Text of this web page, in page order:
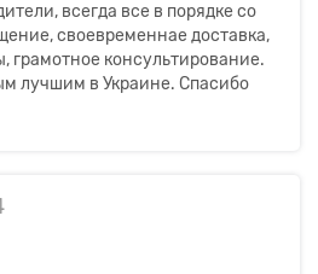
всегда все в порядке со
своевременнае доставка,
грамотное консультирование.
лучшим в Украине. Спасибо